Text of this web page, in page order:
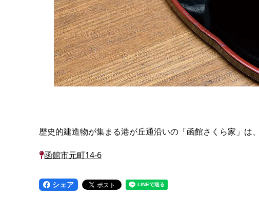
歴史的建造物が集まる港が丘通沿いの「函館さくら家」は
函館市元町14-6
シェア